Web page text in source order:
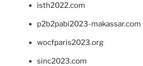
isth2022.com
p2b2pabi2023-makassar.com
wocfparis2023.org
sinc2023.com